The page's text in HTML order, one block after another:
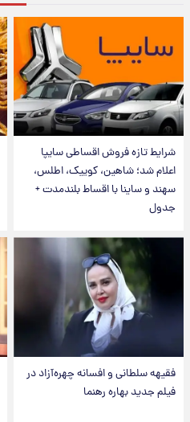
شرایط تازه فروش اقساطی سایپا
اعلام شد؛ شاهین، کوییک، اطلس،
سهند و ساینا با اقساط بلندمدت +
جدول
فقیهه سلطانی و افسانه چهره‌آزاد در
فیلم جدید بهاره رهنما